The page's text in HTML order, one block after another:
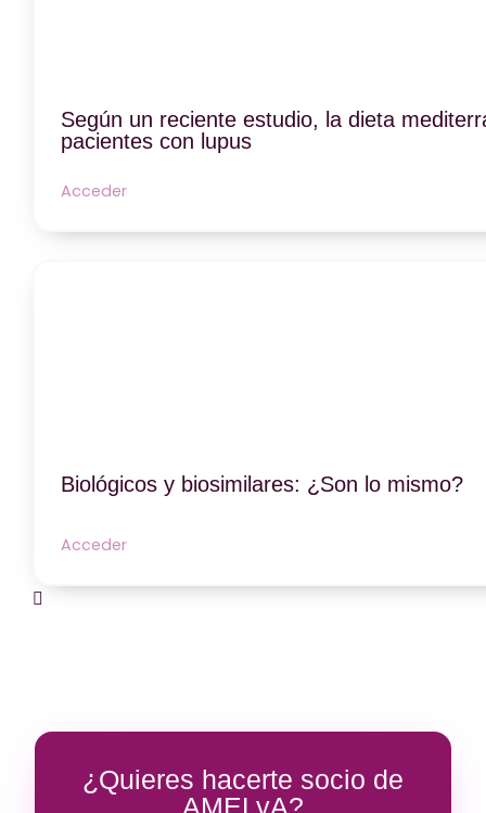
Según un reciente estudio, la dieta
pacientes con lupus
Acceder
Biológicos y biosimilares: ¿Son lo mismo?
Acceder
¿Quieres hacerte socio de
AMELyA?